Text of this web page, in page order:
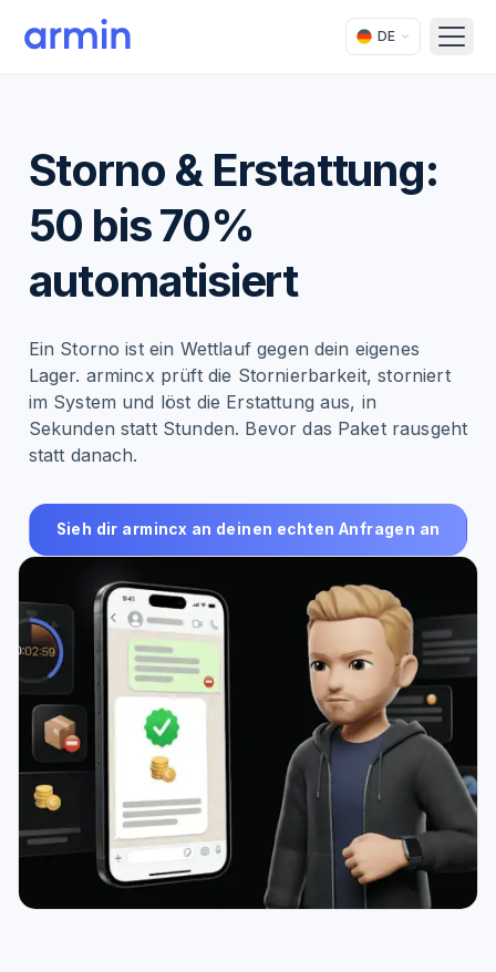
DE
Storno & Erstattung:
50 bis 70%
automatisiert
Ein Storno ist ein Wettlauf gegen dein eigenes
Lager. armincx prüft die Stornierbarkeit, storniert
im System und löst die Erstattung aus, in
Sekunden statt Stunden. Bevor das Paket rausgeht
statt danach.
Sieh dir armincx an deinen echten Anfragen an